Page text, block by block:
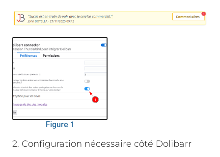
Figure 1
2. Configuration nécessaire côté Dolibarr